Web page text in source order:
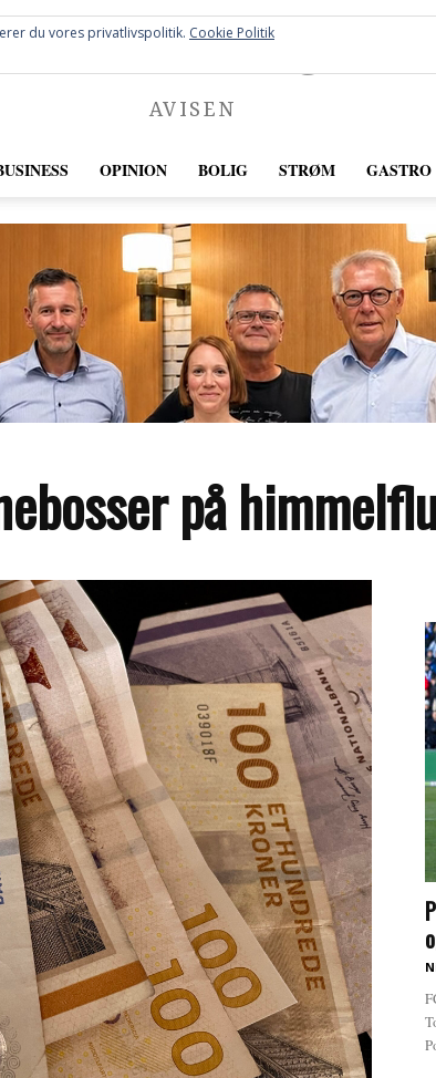
AVISEN
OPINION BOLIG STRØM GASTRO
på
du vores privatlivspolitik. Cookie Politik